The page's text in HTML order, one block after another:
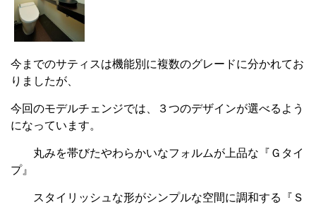
今までのサティスは機能別に複数のグレードに分かれてお
りましたが、
今回のモデルチェンジでは、３つのデザインが選べるよう
になっています。
丸みを帯びたやわらかいなフォルムが上品な『Ｇタイ
プ』
スタイリッシュな形がシンプルな空間に調和する『Ｓ